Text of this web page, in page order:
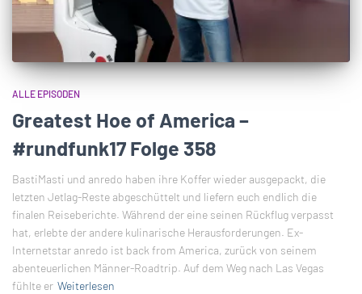
ALLE EPISODEN
Greatest Hoe of America –
#rundfunk17 Folge 358
BastiMasti und anredo haben ihre Koffer wieder ausgepackt, die
letzten Jetlag-Reste abgeschüttelt und liefern euch endlich die
finalen Reiseberichte. Während der eine seinen Rückflug verpasst
hat, erlebte der andere kulinarische Herausforderungen. Ex-
Internetstar anredo ist back from America, zurück von seinem
abenteuerlichen Männer-Roadtrip. Auf dem Weg nach Las Vegas
fühlte er Weiterlesen